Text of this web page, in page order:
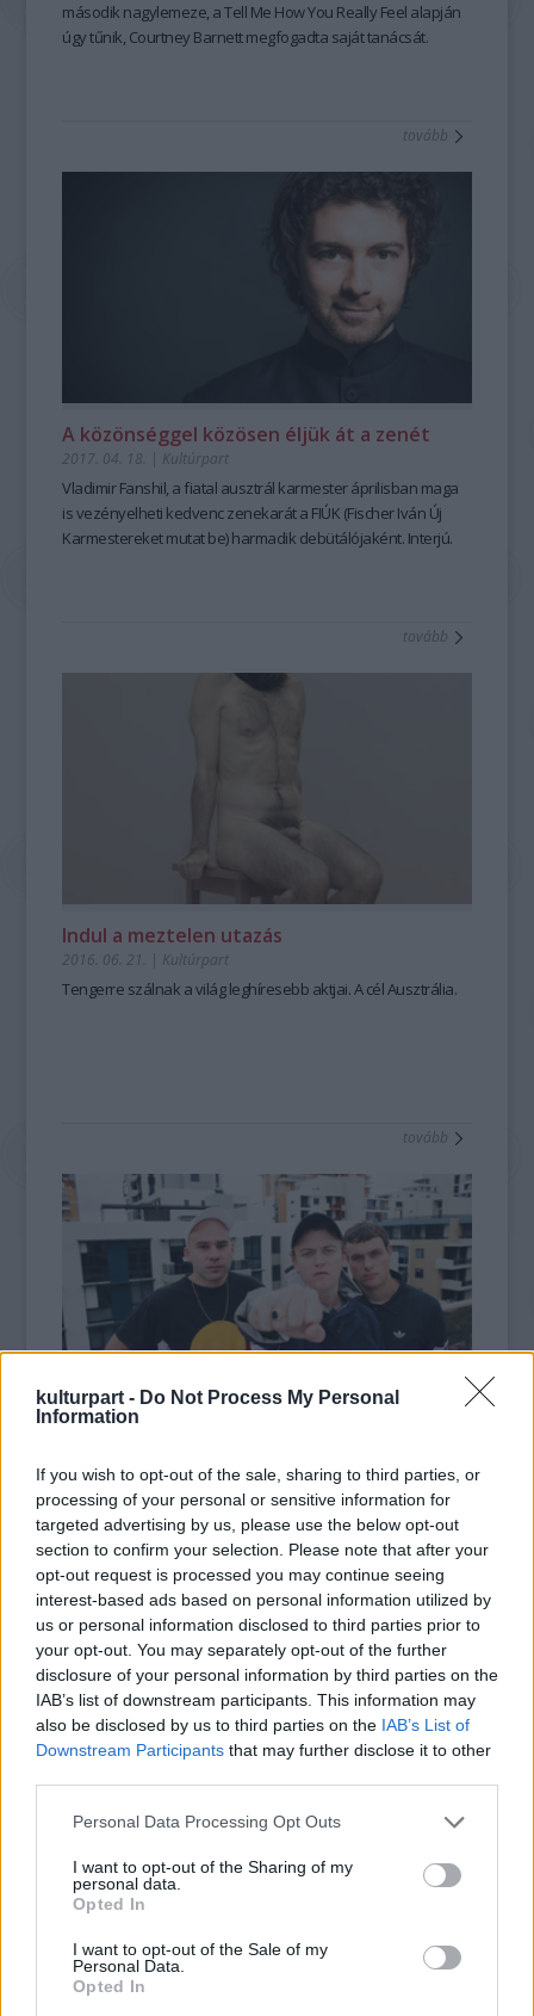
kulturpart - Do Not Process My Personal
Information
If you wish to opt-out of the sale, sharing to third parties, or
processing of your personal or sensitive information for
targeted advertising by us, please use the below opt-out
section to confirm your selection. Please note that after your
opt-out request is processed you may continue seeing
interest-based ads based on personal information utilized by
us or personal information disclosed to third parties prior to
your opt-out. You may separately opt-out of the further
disclosure of your personal information by third parties on the
IAB’s list of downstream participants. This information may
also be disclosed by us to third parties on the IAB’s List of
Downstream Participants that may further disclose it to other
Please note that this website/app uses one or more Google
not limited to your visit or usage behaviour. You may click to
grant or deny consent to Google and its third-party tags to
use your data for below specified purposes in below Google
consent section.
Personal Data Processing Opt Outs
I want to opt-out of the Sharing of my
personal data.
Opted In
I want to opt-out of the Sale of my
Personal Data.
Opted In
második nagylemeze, a Tell Me How You Really Feel alapján
úgy tűnik, Courtney Barnett megfogadta saját tanácsát.
tovább
A közönséggel közösen éljük át a zenét
2017. 04. 18. | Kultúrpart
Vladimir Fanshil, a fiatal ausztrál karmester áprilisban maga
is vezényelheti kedvenc zenekarát a FIÚK (Fischer Iván Új
Karmestereket mutat be) harmadik debütálójaként. Interjú.
tovább
Indul a meztelen utazás
2016. 06. 21. | Kultúrpart
Tengerre szálnak a világ leghíresebb aktjai. A cél Ausztrália.
tovább
Ha Noel Gallagher utál egy zenekart, akkor az csakis jót
jelenthet, remek példa erre az elsőlemezes DMA’s. De vajon
az ausztrálok képesek-e megütni az Oasis szintjét?
tovább
Kaleidoszkopikus kimunkáltság
2015. 11. 09.|Judák Bence
Ritkán előz meg akkora várakozás lemezt ma, mint